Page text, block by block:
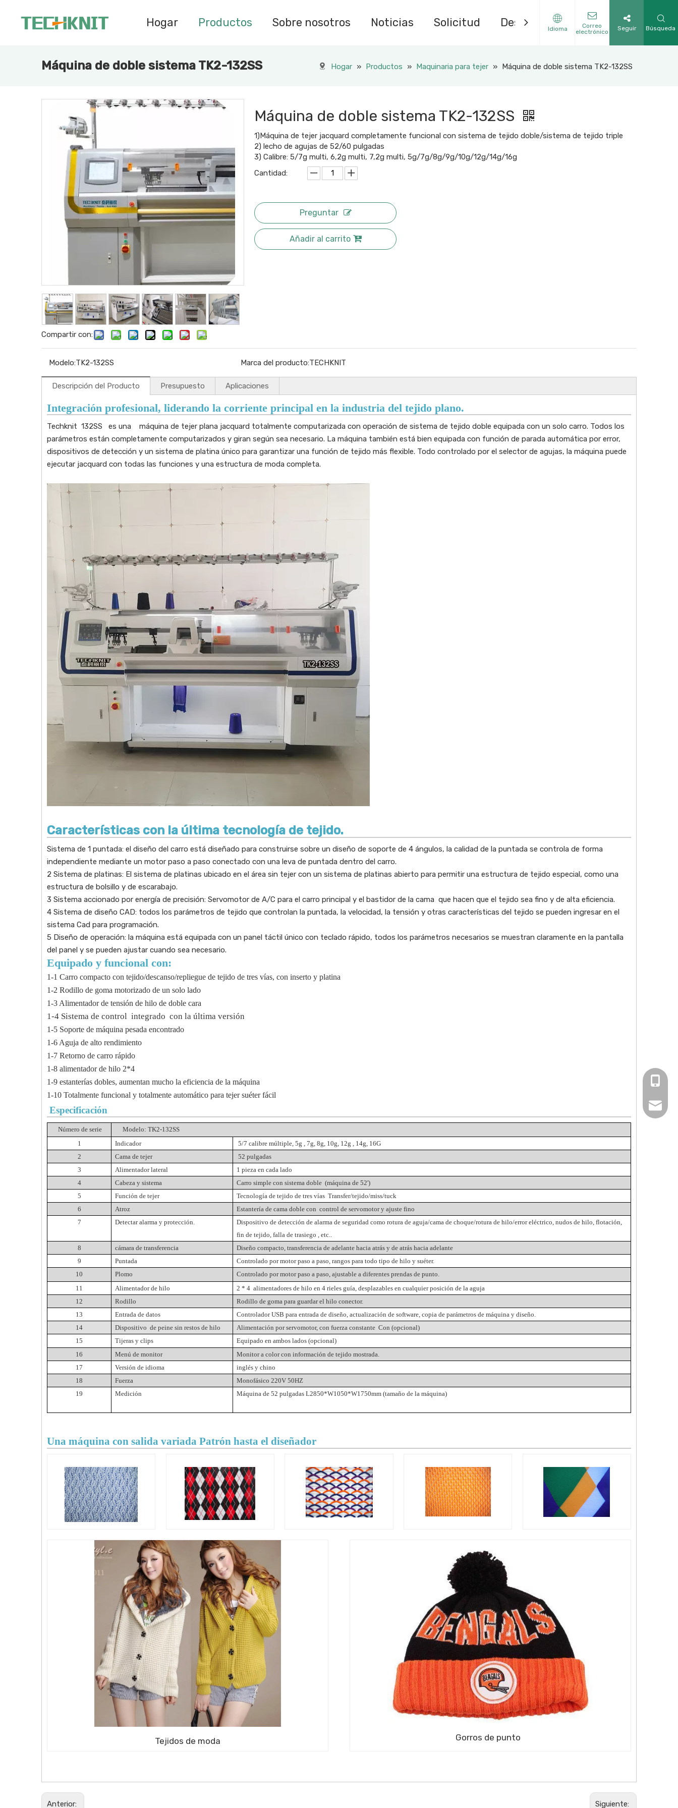
Hogar Productos Sobre nosotros Noticias Solicitud Descargar Contáctenos
Idioma
Correo
electrónico
Seguir Búsqueda
Máquina de doble sistema TK2-132SS Hogar » Productos » Maquinaria para tejer » Máquina de doble sistema TK2-132SS
Compartir con:
Máquina de doble sistema TK2-132SS
1)Máquina de tejer jacquard completamente funcional con sistema de tejido doble/sistema de tejido triple
2) lecho de agujas de 52/60 pulgadas
3) Calibre: 5/7g multi, 6,2g multi, 7,2g multi, 5g/7g/8g/9g/10g/12g/14g/16g
Cantidad:
Preguntar
Añadir al carrito
Modelo:TK2-132SS Marca del producto:TECHKNIT
Descripción del Producto Presupuesto Aplicaciones
Integración profesional, liderando la corriente principal en la industria del tejido plano.
Techknit 132SS es una máquina de tejer plana jacquard totalmente computarizada con operación de sistema de tejido doble equipada con un solo carro. Todos los
parámetros están completamente computarizados y giran según sea necesario. La máquina también está bien equipada con función de parada automática por error,
dispositivos de detección y un sistema de platina único para garantizar una función de tejido más flexible. Todo controlado por el selector de agujas, la máquina puede
ejecutar jacquard con todas las funciones y una estructura de moda completa.
Características con la última tecnología de tejido.
Sistema de 1 puntada: el diseño del carro está diseñado para construirse sobre un diseño de soporte de 4 ángulos, la calidad de la puntada se controla de forma
independiente mediante un motor paso a paso conectado con una leva de puntada dentro del carro.
2 Sistema de platinas: El sistema de platinas ubicado en el área sin tejer con un sistema de platinas abierto para permitir una estructura de tejido especial, como una
estructura de bolsillo y de escarabajo.
3 Sistema accionado por energía de precisión: Servomotor de A/C para el carro principal y el bastidor de la cama que hacen que el tejido sea fino y de alta eficiencia.
4 Sistema de diseño CAD: todos los parámetros de tejido que controlan la puntada, la velocidad, la tensión y otras características del tejido se pueden ingresar en el
sistema Cad para programación.
5 Diseño de operación: la máquina está equipada con un panel táctil único con teclado rápido, todos los parámetros necesarios se muestran claramente en la pantalla
del panel y se pueden ajustar cuando sea necesario.
Equipado y funcional con:
1-1 Carro compacto con tejido/descanso/repliegue de tejido de tres vías, con inserto y platina
1-2 Rodillo de goma motorizado de un solo lado
1-3 Alimentador de tensión de hilo de doble cara
1-4 Sistema de control integrado con la última versión
1-5 Soporte de máquina pesada encontrado
1-6 Aguja de alto rendimiento
1-7 Retorno de carro rápido
1-8 alimentador de hilo 2*4
1-9 estanterías dobles, aumentan mucho la eficiencia de la máquina
1-10 Totalmente funcional y totalmente automático para tejer suéter fácil
Especificación
Número de serie
Modelo: TK2-132SS
1
Indicador 5/7 calibre múltiple, 5g , 7g, 8g, 10g, 12g , 14g, 16G
2
Cama de tejer
52 pulgadas
3
Alimentador lateral
1 pieza en cada lado
4
Cabeza y sistema Carro simple con sistema doble (máquina de 52')
5
Función de tejer
Tecnología de tejido de tres vías Transfer/tejido/miss/tuck
6
Atroz Estantería de cama doble con control de servomotory ajuste fino
7
Detectar alarma y protección.
Dispositivo de detección de alarma de seguridad como rotura de aguja/cama de choque/rotura de hilo/error eléctrico, nudos de hilo, flotación,
fin de tejido, falla de trasiego , etc..
8
cámara de transferencia
Diseño compacto, transferencia de adelante hacia atrás y de atrás hacia adelante
9
Puntada
Controlado por motor paso a paso, rangos para todo tipo de hilo y suéter.
10
Plomo
Controlado por motor paso a paso, ajustable a diferentes prendas de punto.
11
Alimentador de hilo 2 * 4 alimentadores de hilo en 4 rieles guía, desplazables en cualquier posición de la aguja
12
Rodillo
Rodillo de goma para guardar el hilo conector.
13
Entrada de datos
Controlador USB para entrada de diseño, actualización de software, copia de parámetros de máquina y diseño.
14
Dispositivo de peine sin restos de hilo Alimentación por servomotor, con fuerza constante Con (opcional)
15
Tijeras y clips Equipado en ambos lados (opcional)
16
Menú de monitor
Monitor a color con información de tejido mostrada.
17
Versión de idioma
inglés y chino
18
Fuerza
Monofásico 220V 50HZ
19
Medición Máquina de 52 pulgadas L2850*W1050*W1750mm (tamaño de la máquina)
Una máquina con salida variada Patrón hasta el diseñador
Tejidos de moda Gorros de punto
Anterior: Siguiente:
+86-